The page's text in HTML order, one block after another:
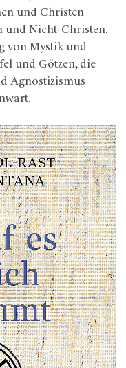
und Christen
und Nicht-Christen.
von Mystik und
und Götzen, die
Agnostizismus